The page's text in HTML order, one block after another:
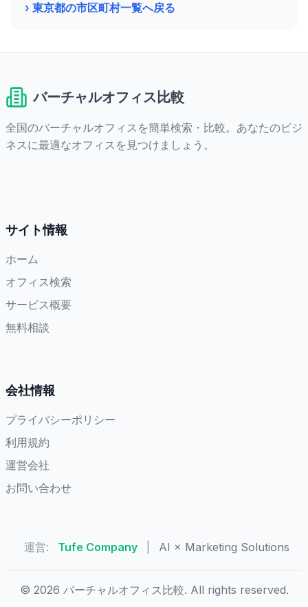
› 東京都の市区町村一覧へ戻る
バーチャルオフィス比較
全国のバーチャルオフィスを簡単検索・比較。あなたのビジ
ネスに最適なオフィスを見つけましょう。
サイト情報
ホーム
オフィス検索
サービス概要
無料相談
会社情報
プライバシーポリシー
利用規約
運営会社
お問い合わせ
運営: Tufe Company AI × Marketing Solutions
© 2026 バーチャルオフィス比較. All rights reserved.